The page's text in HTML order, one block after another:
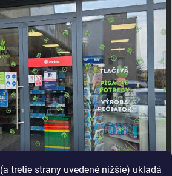
(a tretie strany uvedené nižšie) ukladá